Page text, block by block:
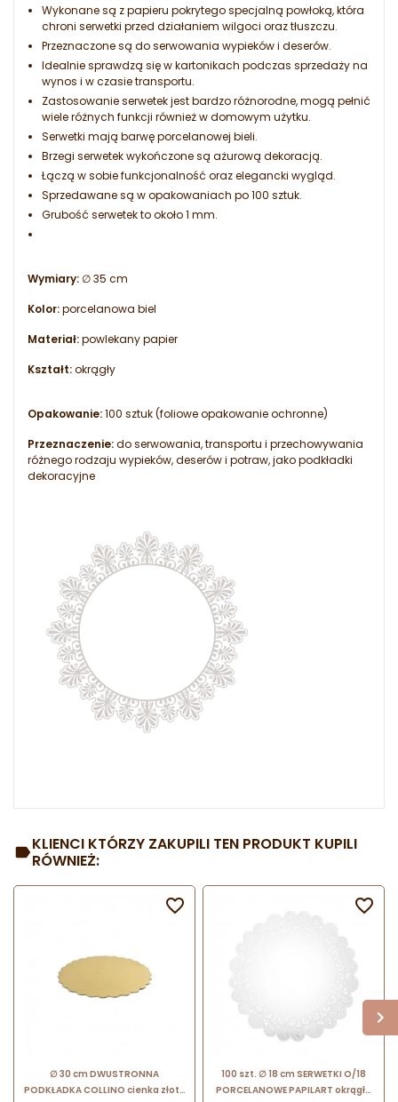
Wykonane są z papieru pokrytego specjalną powłoką, która
chroni serwetki przed działaniem wilgoci oraz tłuszczu.
Przeznaczone są do serwowania wypieków i deserów.
Idealnie sprawdzą się w kartonikach podczas sprzedaży na
wynos i w czasie transportu.
Zastosowanie serwetek jest bardzo różnorodne, mogą pełnić
wiele różnych funkcji również w domowym użytku.
Serwetki mają barwę porcelanowej bieli.
Brzegi serwetek wykończone są ażurową dekoracją.
Łączą w sobie funkcjonalność oraz elegancki wygląd.
Sprzedawane są w opakowaniach po 100 sztuk.
Grubość serwetek to około 1 mm.
Wymiary: ∅ 35 cm
Kolor:porcelanowa biel
Materiał:powlekany papier
Kształt:okrągły
Opakowanie:100 sztuk (foliowe opakowanie ochronne)
Przeznaczenie:do serwowania, transportu i przechowywania
różnego rodzaju wypieków, deserów i potraw, jako podkładki
dekoracyjne
KLIENCI KTÓRZY ZAKUPILI TEN PRODUKT KUPILI
RÓWNIEŻ:
∅ 30 cm DWUSTRONNA
PODKŁADKA COLLINO cienka złoto

100 szt. ∅ 18 cm SERWETKI O/18
PORCELANOWE PAPILART okrągłe
